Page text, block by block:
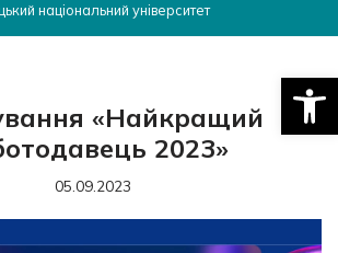
національний університет
«Найкращий
2023»
05.09.2023